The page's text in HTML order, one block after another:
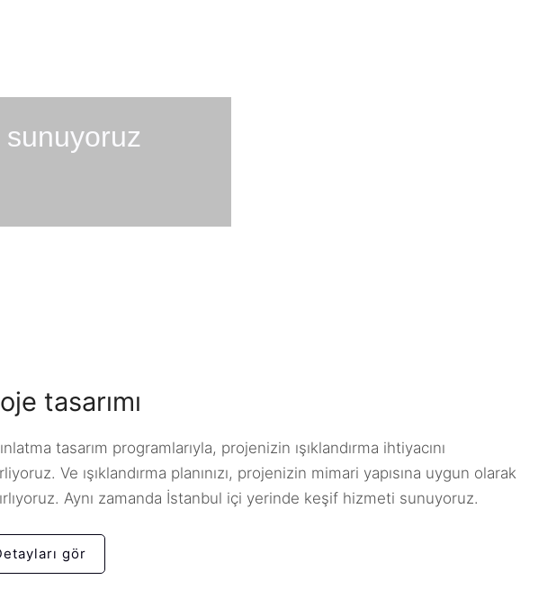
sunuyoruz
tasarımı
tasarım programlarıyla, projenizin ışıklandırma ihtiyacını
Ve ışıklandırma planınızı, projenizin mimari yapısına uygun olarak
Aynı zamanda İstanbul içi yerinde keşif hizmeti sunuyoruz.
gör